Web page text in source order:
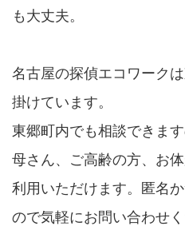
も大丈夫。
名古屋の探偵エコワーク
掛けています。
東郷町内でも相談できま
母さん、ご高齢の方、お
利用いただけます。匿名
ので気軽にお問い合わせく